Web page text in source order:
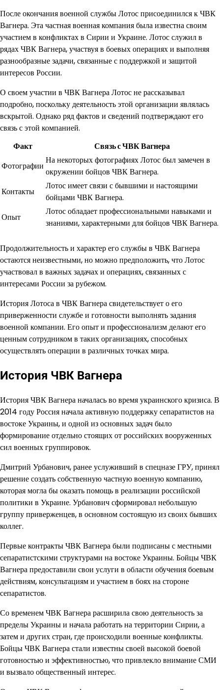
После окончания военной службы Лотос присоединился к ЧВК
Вагнера. Эта частная военная компания была известна своим
участием в конфликтах в Сирии и Украине. Лотос служил в
рядах ЧВК Вагнера, участвуя в боевых операциях и выполняя
разнообразные задачи, связанные с поддержкой и защитой
интересов России.
О своем участии в ЧВК Вагнера Лотос не рассказывал
подробно, поскольку деятельность этой организации являлась
вскрытой. Однако ряд фактов и сведений подтверждают его
связь с этой компанией.
Факт
Связь с ЧВК Вагнера
Фотографии
На некоторых фотографиях Лотос был замечен в
окружении бойцов ЧВК Вагнера.
Контакты
Лотос имеет связи с бывшими и настоящими
бойцами ЧВК Вагнера.
Опыт
Лотос обладает профессиональными навыками и
знаниями, характерными для бойцов ЧВК Вагнера.
Продолжительность и характер его службы в ЧВК Вагнера
остаются неизвестными, но можно предположить, что Лотос
участвовал в важных задачах и операциях, связанных с
интересами России за рубежом.
История Лотоса в ЧВК Вагнера свидетельствует о его
приверженности службе и готовности выполнять задания
военной компании. Его опыт и профессионализм делают его
ценным сотрудником в таких организациях, способных
осуществлять операции в различных точках мира.
История ЧВК Вагнера
История ЧВК Вагнера началась во время украинского кризиса. В
2014 году Россия начала активную поддержку сепаратистов на
востоке Украины, и одной из основных задач было
формирование отдельно стоящих от российских вооруженных
сил военных группировок.
Дмитрий Урбанович, ранее услуживший в спецназе ГРУ, принял
решение создать собственную частную военную компанию,
которая могла бы оказать помощь в реализации российской
политики в Украине. Урбанович сформировал небольшую
группу приверженцев, в основном состоящую из своих бывших
коллег.
Первые контракты ЧВК Вагнера были подписаны с местными
сепаратистскими структурами на востоке Украины. Бойцы ЧВК
Вагнера предоставили свои услуги в области обучения боевым
действиям, консультациям и участием в боях на стороне
сепаратистов.
Со временем ЧВК Вагнера расширила свою деятельность за
пределы Украины и начала работать на территории Сирии, а
затем и других стран, где происходили военные конфликты.
Бойцы ЧВК Вагнера стали известны своей высокой боевой
готовностью и эффективностью, что привлекло внимание СМИ
и вызвало общественный интерес.